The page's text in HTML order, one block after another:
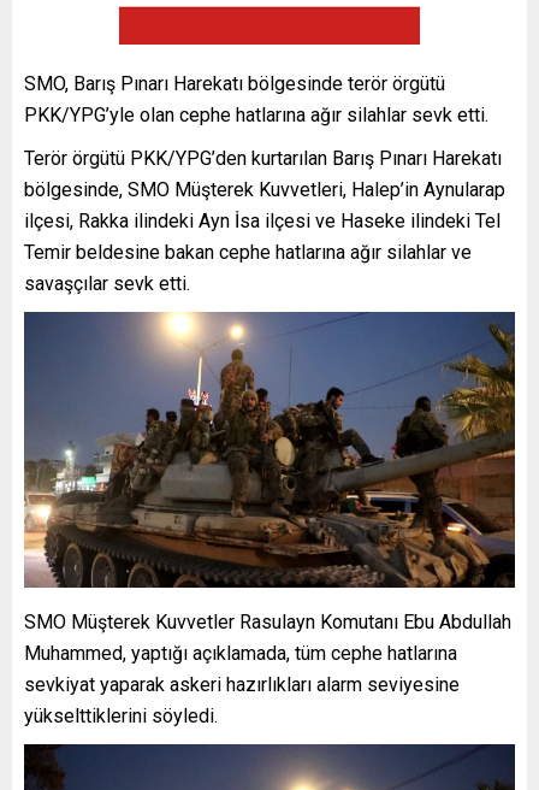
SMO, Barış Pınarı Harekatı bölgesinde terör örgütü
PKK/YPG’yle olan cephe hatlarına ağır silahlar sevk etti.
Terör örgütü PKK/YPG’den kurtarılan Barış Pınarı Harekatı
bölgesinde, SMO Müşterek Kuvvetleri, Halep’in Aynularap
ilçesi, Rakka ilindeki Ayn İsa ilçesi ve Haseke ilindeki Tel
Temir beldesine bakan cephe hatlarına ağır silahlar ve
savaşçılar sevk etti.
SMO Müşterek Kuvvetler Rasulayn Komutanı Ebu Abdullah
Muhammed, yaptığı açıklamada, tüm cephe hatlarına
sevkiyat yaparak askeri hazırlıkları alarm seviyesine
yükselttiklerini söyledi.